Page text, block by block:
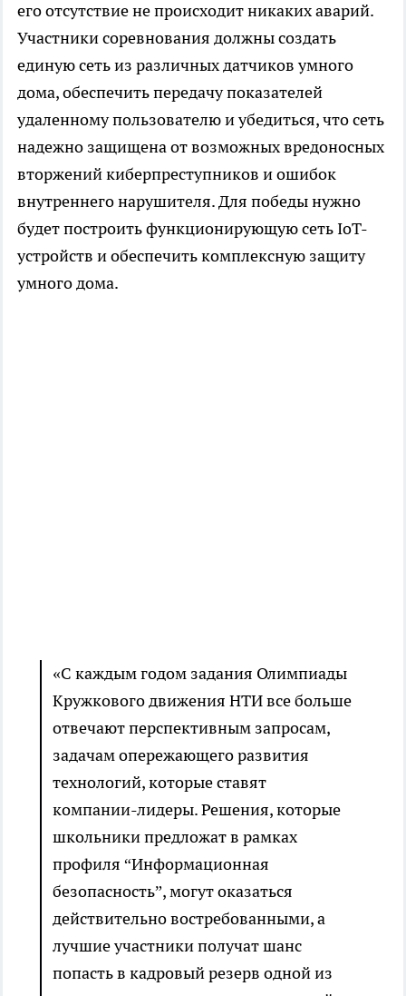
его отсутствие не происходит никаких аварий.
Участники соревнования должны создать
единую сеть из различных датчиков умного
дома, обеспечить передачу показателей
удаленному пользователю и убедиться, что сеть
надежно защищена от возможных вредоносных
вторжений киберпреступников и ошибок
внутреннего нарушителя. Для победы нужно
будет построить функционирующую сеть IoT-
устройств и обеспечить комплексную защиту
умного дома.
«С каждым годом задания Олимпиады
Кружкового движения НТИ все больше
отвечают перспективным запросам,
задачам опережающего развития
технологий, которые ставят
компании-лидеры. Решения, которые
школьники предложат в рамках
профиля “Информационная
безопасность”, могут оказаться
действительно востребованными, а
лучшие участники получат шанс
попасть в кадровый резерв одной из